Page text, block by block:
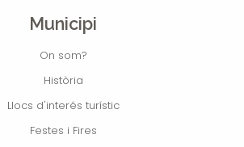
Municipi
On som?
Història
Llocs d'interés turístic
Festes i Fires